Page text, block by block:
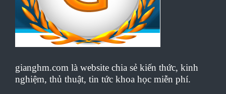
gianghm.com là website chia sẻ kiến thức, kinh
nghiệm, thủ thuật, tin tức khoa học miễn phí.